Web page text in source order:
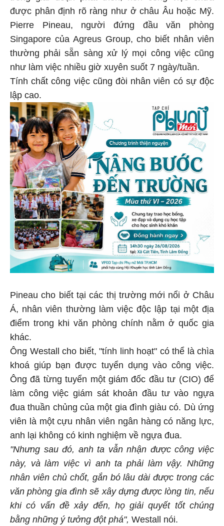
được phân định rõ ràng như ở châu Âu hoặc Mỹ.
Pierre Pineau, người đứng đầu văn phòng
Singapore của Agreus Group, cho biết nhân viên
thường phải sẵn sàng xử lý mọi công việc cũng
như làm việc nhiều giờ xuyên suốt 7 ngày/tuần.
Tính chất công việc cũng đòi nhân viên có sự độc
lập cao.
Pineau cho biết tại các thị trường mới nổi ở Châu
Á, nhân viên thường làm việc độc lập tại một địa
điểm trong khi văn phòng chính nằm ở quốc gia
khác.
Ông Westall cho biết, "tính linh hoạt" có thể là chìa
khoá giúp bạn được tuyển dụng vào công việc.
Ông đã từng tuyển một giám đốc đầu tư (CIO) để
làm công việc giám sát khoản đầu tư vào ngựa
đua thuần chủng của một gia đình giàu có. Dù ứng
viên là một cựu nhân viên ngân hàng có năng lực,
anh lại không có kinh nghiệm về ngựa đua.
"Nhưng sau đó, anh ta vẫn nhận được công việc
này, và làm việc vì anh ta phải làm vậy. Những
nhân viên chủ chốt, gắn bó lâu dài được trong các
văn phòng gia đình sẽ xây dựng được lòng tin, nếu
khi có vấn đề xảy đến, họ giải quyết tốt chúng
bằng những ý tưởng đột phá", Westall nói.